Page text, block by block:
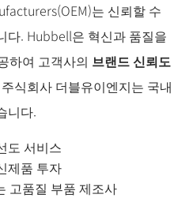
는 신뢰할 수
다. Hubbell은 혁신과 품질을
하여 고객사의 브랜드 신뢰도
식회사 더블유이엔지는 국내
니다.
도 서비스
제품 투자
고품질 부품 제조사